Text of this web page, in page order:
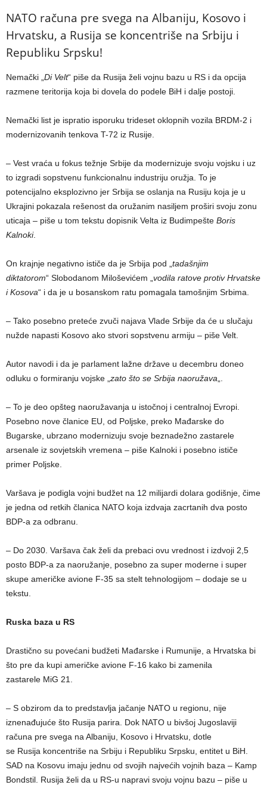
NATO računa pre svega na Albaniju, Kosovo i
Hrvatsku, a Rusija se koncentriše na Srbiju i
Republiku Srpsku!
Nemački „ Di Velt“ piše da Rusija želi vojnu bazu u RS i da opcija
razmene teritorija koja bi dovela do podele BiH i dalje postoji.
Nemački list je ispratio isporuku trideset oklopnih vozila BRDM-2 i
modernizovanih tenkova T-72 iz Rusije.
– Vest vraća u fokus težnje Srbije da modernizuje svoju vojsku i uz
to izgradi sopstvenu funkcionalnu industriju oružja. To je
potencijalno eksplozivno jer Srbija se oslanja na Rusiju koja je u
Ukrajini pokazala rešenost da oružanim nasiljem proširi svoju zonu
uticaja – piše u tom tekstu dopisnik Velta iz Budimpešte Boris
Kalnoki.
On krajnje negativno ističe da je Srbija pod „ tadašnjim
diktatorom“ Slobodanom Miloševićem „ vodila ratove protiv Hrvatske
i Kosova“ i da je u bosanskom ratu pomagala tamošnjim Srbima.
– Tako posebno preteće zvuči najava Vlade Srbije da će u slučaju
nužde napasti Kosovo ako stvori sopstvenu armiju – piše Velt.
Autor navodi i da je parlament lažne države u decembru doneo
odluku o formiranju vojske „ zato što se Srbija naoružava
– To je deo opšteg naoružavanja u istočnoj i centralnoj Evropi.
Posebno nove članice EU, od Poljske, preko Mađarske do
Bugarske, ubrzano modernizuju svoje beznadežno zastarele
arsenale iz sovjetskih vremena – piše Kalnoki i posebno ističe
primer Poljske.
Varšava je podigla vojni budžet na 12 milijardi dolara godišnje, čime
je jedna od retkih članica NATO koja izdvaja zacrtanih dva posto
BDP-a za odbranu.
– Do 2030. Varšava čak želi da prebaci ovu vrednost i izdvoji 2,5
posto BDP-a za naoružanje, posebno za super moderne i super
skupe američke avione F-35 sa stelt tehnologijom – dodaje se u
tekstu.
Ruska baza u RS
Drastično su povećani budžeti Mađarske i Rumunije, a Hrvatska bi
što pre da kupi američke avione F-16 kako bi zamenila
zastarele MiG 21.
– S obzirom da to predstavlja jačanje NATO u regionu, nije
iznenađujuće što Rusija parira. Dok NATO u bivšoj Jugoslaviji
računa pre svega na Albaniju, Kosovo i Hrvatsku, dotle
se Rusija koncentriše na Srbiju i Republiku Srpsku, entitet u BiH.
SAD na Kosovu imaju jednu od svojih najvećih vojnih baza – Kamp
Bondstil. Rusija želi da u RS-u napravi svoju vojnu bazu – piše u